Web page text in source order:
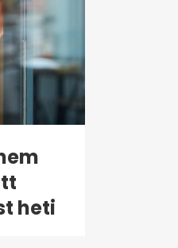
heti